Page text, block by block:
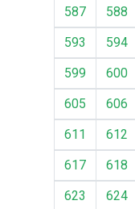
587
588
593
594
599
600
605
606
611
612
617
618
623
624